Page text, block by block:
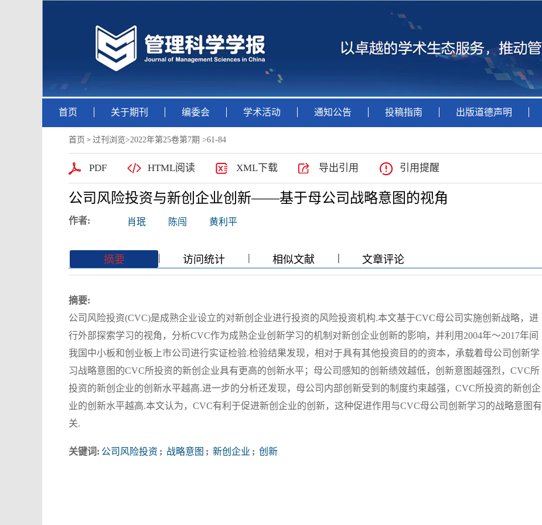
首页 关于期刊 编委会 学术活动 通知公告 投稿指南 出版道德声明
首页 > 过刊浏览>2022年第25卷第7期 >61-84
PDF HTML阅读 XML下载 导出引用 引用提醒
公司风险投资与新创企业创新——基于母公司战略意图的视角
作者: 肖珉 陈闯 黄利平
摘要 || 访问统计 || 相似文献 ||| 文章评论
摘要:
公司风险投资(CVC)是成熟企业设立的对新创企业进行投资的风险投资机构.本文基于CVC母公司实施创新战略，进
行外部探索学习的视角，分析CVC作为成熟企业创新学习的机制对新创企业创新的影响，并利用2004年～2017年间
我国中小板和创业板上市公司进行实证检验.检验结果发现，相对于具有其他投资目的的资本，承载着母公司创新学
习战略意图的CVC所投资的新创企业具有更高的创新水平；母公司感知的创新绩效越低，创新意图越强烈，CVC所
投资的新创企业的创新水平越高.进一步的分析还发现，母公司内部创新受到的制度约束越强，CVC所投资的新创企
业的创新水平越高.本文认为，CVC有利于促进新创企业的创新，这种促进作用与CVC母公司创新学习的战略意图有
关.
关键词: 公司风险投资 ; 战略意图 ; 新创企业 ; 创新